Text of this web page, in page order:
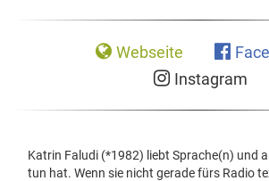
Webseite
Instagram
Katrin Faludi (*1982) liebt Sprache(n) und
tun hat. Wenn sie nicht gerade fürs Radio